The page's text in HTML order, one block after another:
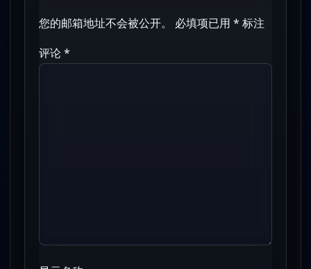
您的邮箱地址不会被公开。 必填项已用 * 标注
评论*